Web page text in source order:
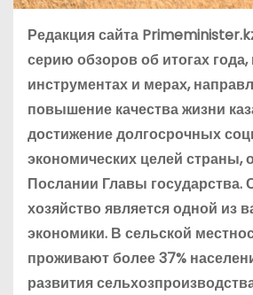
Редакция сайта
серию обзоров об итогах
инструментах и мерах,
повышение качества жизни
достижение долгосрочных
экономических целей страны,
Послании Главы государства.
хозяйство является одной из
экономики. В сельской
проживают более 37%
развития